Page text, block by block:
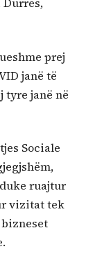
prej
janë të
tyre janë në
Sociale
ruajtur
vizitat tek